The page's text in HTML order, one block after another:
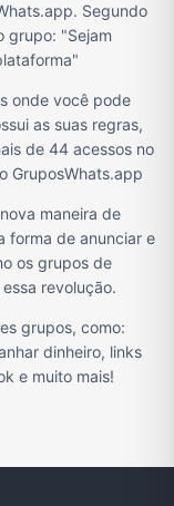
Segundo
grupo: "Sejam
onde você pode
as suas regras,
de 44 acessos no
GruposWhats.app
maneira de
forma de anunciar e
os grupos de
revolução.
grupos, como:
dinheiro, links
e muito mais!